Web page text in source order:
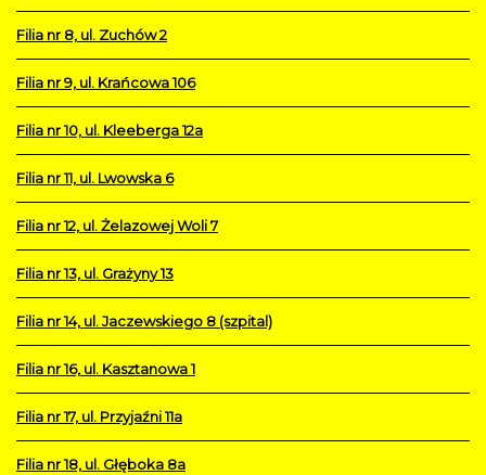
Filia nr 8, ul. Zuchów 2
Filia nr 9, ul. Krańcowa 106
Filia nr 10, ul. Kleeberga 12a
Filia nr 11, ul. Lwowska 6
Filia nr 12, ul. Żelazowej Woli 7
Filia nr 13, ul. Grażyny 13
Filia nr 14, ul. Jaczewskiego 8 (szpital)
Filia nr 16, ul. Kasztanowa 1
Filia nr 17, ul. Przyjaźni 11a
Filia nr 18, ul. Głęboka 8a